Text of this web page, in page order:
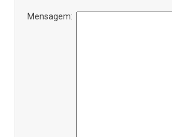
Mensagem: